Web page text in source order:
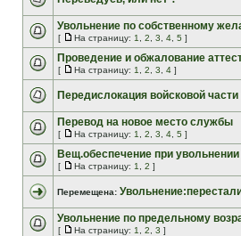
Увольнение по собственному
[ На страницу: 1 2 3 4 5 ]
Проведение и обжалование
[ На страницу: 1 2 3 4 ]
Передислокация войсковой части
Перевод на новое место службы
[ На страницу: 1 2 3 4 5 ]
Вещ.обеспечение при увольнении
[ На страницу: 1 2 ]
Перемещена:
Увольнение по предельному
[ На страницу: 1 2 3 ]